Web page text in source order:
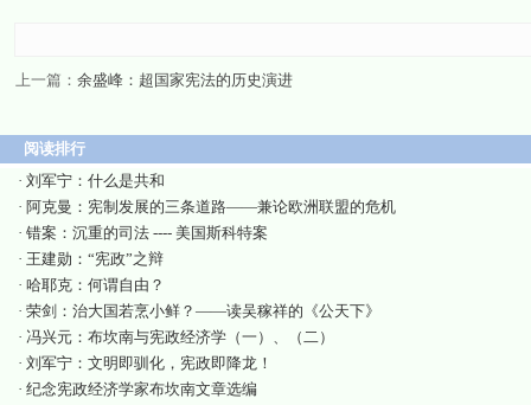
上一篇： 余盛峰：超国家宪法的历史演进
阅读排行
· 刘军宁：什么是共和
· 阿克曼：宪制发展的三条道路——兼论欧洲联盟的危机
· 错案：沉重的司法 ---- 美国斯科特案
· 王建勋：“宪政”之辩
· 哈耶克：何谓自由？
· 荣剑：治大国若烹小鲜？——读吴稼祥的《公天下》
· 冯兴元：布坎南与宪政经济学（一）、（二）
· 刘军宁：文明即驯化，宪政即降龙！
· 纪念宪政经济学家布坎南文章选编